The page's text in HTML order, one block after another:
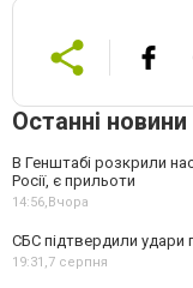
Останні новини
В Генштабі розкрили
Росії, є прильоти
14:56,Вчора
СБС підтвердили удари
19:31,7 серпня